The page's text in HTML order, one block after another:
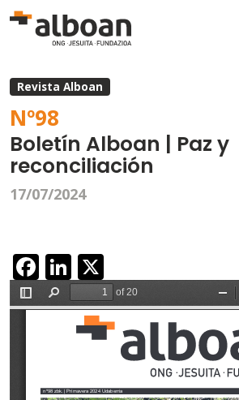
Skip to main content
Revista Alboan
Nº98
Boletín Alboan | Paz y
reconciliación
17/07/2024
Facebook
LinkedIn